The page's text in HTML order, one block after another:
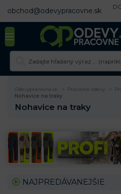
obchod@odevypracovne.sk
Odevypracovne.sk Pracovné odevy
Nohavice na traky
Nohavice na traky
NAJPREDÁVANEJŠIE